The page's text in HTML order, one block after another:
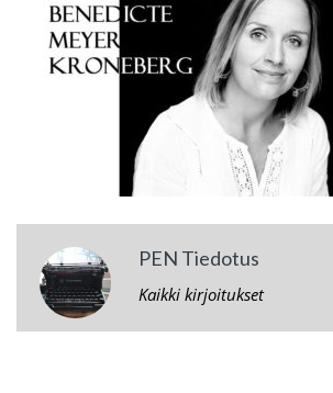
PEN Tiedotus
Kaikki kirjoitukset